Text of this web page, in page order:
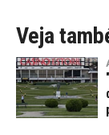
Veja